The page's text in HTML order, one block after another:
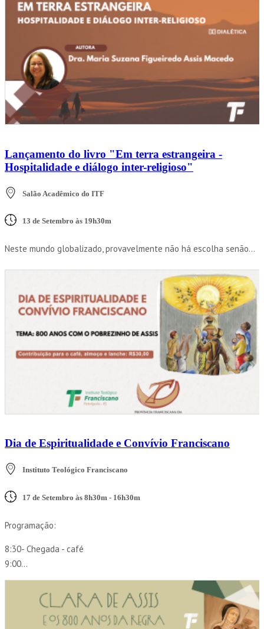
Lançamento do livro "Em terra estrangeira -
Hospitalidade e diálogo inter-religioso"
Salão Acadêmico do ITF
13 de Setembro às 19h30m
Neste mundo globalizado, provavelmente não há escolha senão...
Dia de Espiritualidade e Convívio Franciscano
Instituto Teológico Franciscano
17 de Setembro às 8h30m - 16h30m
Programação:
8:30- Chegada - café
9:00...